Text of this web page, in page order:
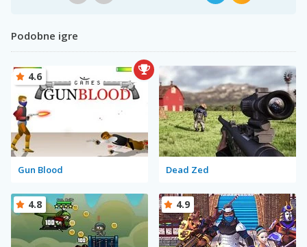
Podobne igre
Gun Blood
4.6
Dead Zed
4.8 4.9